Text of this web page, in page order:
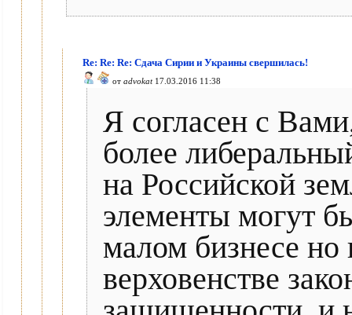
Re: Re: Re: Сдача Сирии и Украины свершилась!
от advokat17.03.2016 11:38
Я согласен с
более
на Российской
элементы могут
малом бизнесе но
верховенстве